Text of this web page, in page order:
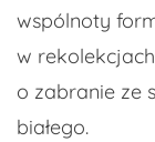
wspólnoty
w
o zabranie ze
białego.